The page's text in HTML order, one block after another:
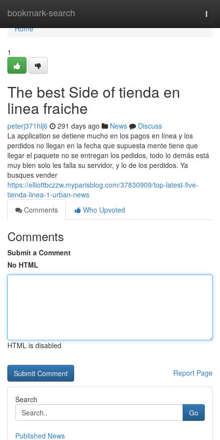
bookmark-search
Home
Home
1
The best Side of tienda en
linea fraiche
peterj371hlj6 291 days ago News
Discuss
La application se detiene mucho en los pagos en línea y los
perdidos no llegan en la fecha que supuesta mente tiene que
llegar el paquete no se entregan los pedidos, todo lo demás está
muy bien solo les falla su servidor, y lo de los perdidos. Ya
busques vender
https://elliottbczzw.myparisblog.com/37830909/top-latest-five-
tienda-linea-1-urban-news
Comments
Who Upvoted
Comments
Submit a Comment
No HTML
HTML is disabled
Report Page
Search
Go
Published News